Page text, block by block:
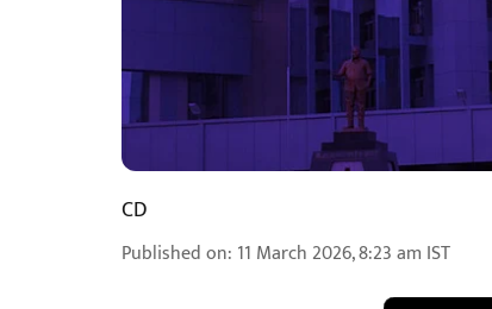
CD
Published on: 11 March 2026, 8:23 am IST